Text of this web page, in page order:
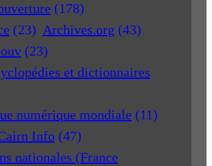
(178)
(23) Archives.org (43)
(23)
et dictionnaires
numérique mondiale (11)
Info (47)
nationales (France